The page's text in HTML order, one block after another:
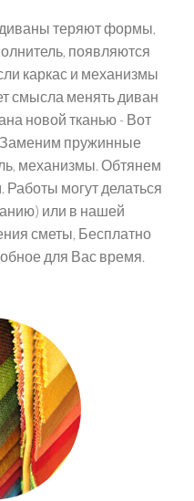
теряют формы,
появляются
каркас и механизмы
смысла менять диван
новой тканью - Вот
пружинные
механизмы. Обтянем
могут делаться
или в нашей
сметы, Бесплатно
для Вас время.